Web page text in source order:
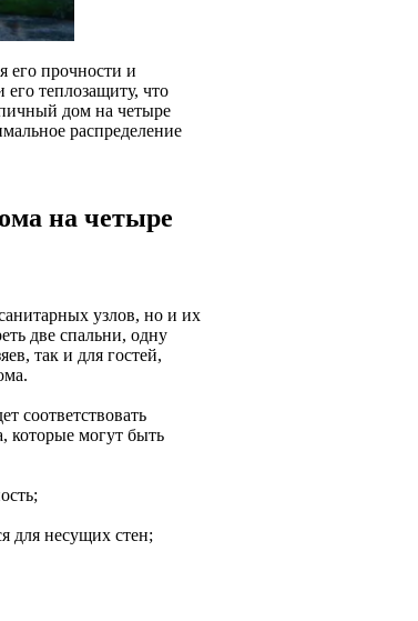
его прочности и
его теплозащиту, что
дом на четыре
распределение
на четыре
узлов, но и их
две спальни, одну
так и для гостей,
соответствовать
которые могут быть
для несущих стен;